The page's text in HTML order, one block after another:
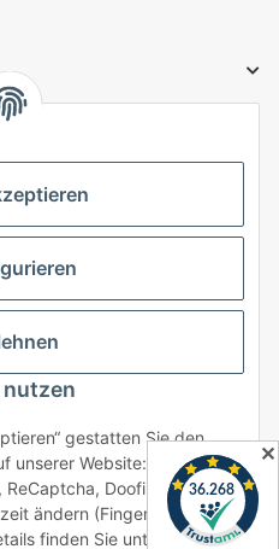
USt., zzgl.Versand
Rechte vorbehalten.
u. Bezeichnungen sind
nutzen
gestatten Sie den
unserer Website: Technisch
ReCaptcha, Doofinder. Sie
ändern (Fingerabdruck-
finden Sie unter
✕